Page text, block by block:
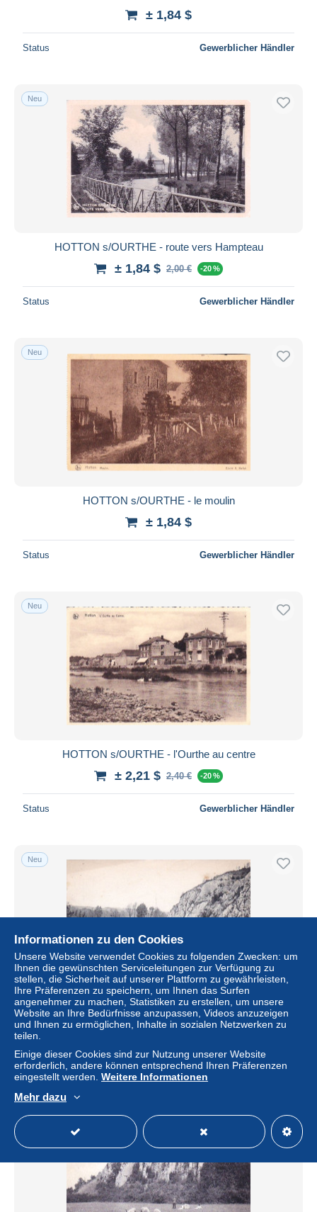
± 1,84 $
Status Gewerblicher Händler
Neu
HOTTON s/OURTHE - route vers Hampteau
± 1,84 $ 2,00 € -20 %
Status Gewerblicher Händler
Neu
HOTTON s/OURTHE - le moulin
± 1,84 $
Status Gewerblicher Händler
Neu
HOTTON s/OURTHE - l'Ourthe au centre
± 2,21 $ 2,40 € -20 %
Status Gewerblicher Händler
Neu
HOTTON s/OURTHE - l'Ourthe au pied du camp romain
± 1,84 $ 2,00 € -20 %
Status Gewerblicher Händler
Informationen zu den Cookies
Unsere Website verwendet Cookies zu folgenden Zwecken: um
Ihnen die gewünschten Serviceleitungen zur Verfügung zu
stellen, die Sicherheit auf unserer Plattform zu gewährleisten,
Ihre Präferenzen zu speichern, um Ihnen das Surfen
angenehmer zu machen, Statistiken zu erstellen, um unsere
Website an Ihre Bedürfnisse anzupassen, Videos anzuzeigen
und Ihnen zu ermöglichen, Inhalte in sozialen Netzwerken zu
teilen.
Einige dieser Cookies sind zur Nutzung unserer Website
erforderlich, andere können entsprechend Ihren Präferenzen
eingestellt werden. Weitere Informationen
Mehr dazu